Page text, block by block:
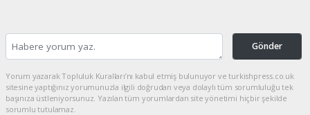
Gönder
Yorum yazarak Topluluk Kuralları’nı kabul etmiş bulunuyor ve turkishpress.co.uk
sitesine yaptığınız yorumunuzla ilgili doğrudan veya dolaylı tüm sorumluluğu tek
başınıza üstleniyorsunuz. Yazılan tüm yorumlardan site yönetimi hiçbir şekilde
sorumlu tutulamaz.